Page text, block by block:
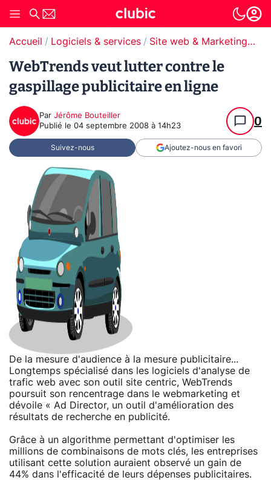
Accueil Logiciels & services Site web & Marketing Digital
WebTrends veut lutter contre le
gaspillage publicitaire en ligne
Par Jérôme Bouteiller
Publié le 04 septembre 2008 à 14h23 0
Suivez-nous Ajoutez-nous en favori
De la mesure d'audience à la mesure publicitaire...
Longtemps spécialisé dans les logiciels d'analyse de
trafic web avec son outil site centric, WebTrends
poursuit son rencentrage dans le webmarketing et
dévoile « Ad Director, un outil d'amélioration des
résultats de recherche en publicité.
Grâce à un algorithme permettant d'optimiser les
millions de combinaisons de mots clés, les entreprises
utilisant cette solution auraient observé un gain de
44% dans l'efficacité de leurs dépenses publicitaires.